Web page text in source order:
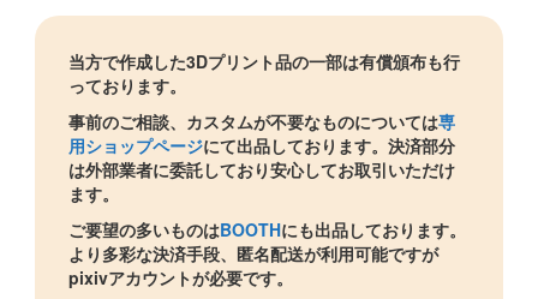
当方で作成した3Dプリント品の一部は有償頒布も行
っております。
事前のご相談、カスタムが不要なものについては専
用ショップページにて出品しております。決済部分
は外部業者に委託しており安心してお取引いただけ
ます。
ご要望の多いものはBOOTHにも出品しております。
より多彩な決済手段、匿名配送が利用可能ですが
pixivアカウントが必要です。